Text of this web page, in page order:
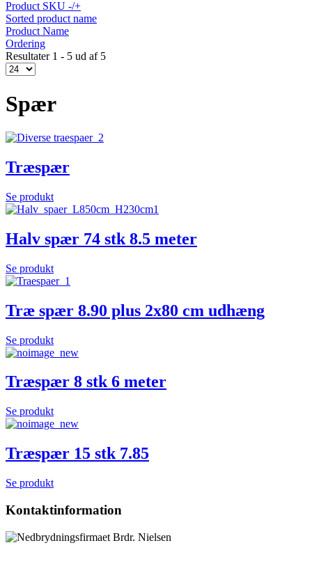
Product SKU -/+
Sorted product name
Product Name
Ordering
Resultater 1 - 5 ud af 5
Spær
Træspær
Se produkt
Halv spær 74 stk 8.5 meter
Se produkt
Træ spær 8.90 plus 2x80 cm udhæng
Se produkt
Træspær 8 stk 6 meter
Se produkt
Træspær 15 stk 7.85
Se produkt
Kontaktinformation